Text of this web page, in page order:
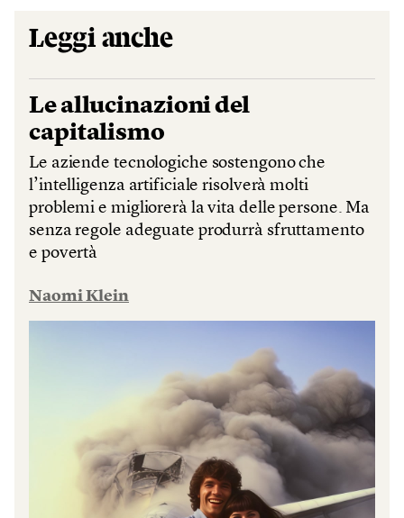
Leggi anche
Le allucinazioni del
capitalismo
Le aziende tecnologiche sostengono che
l’intelligenza artificiale risolverà molti
problemi e migliorerà la vita delle persone. Ma
senza regole adeguate produrrà sfruttamento
e povertà
Naomi Klein